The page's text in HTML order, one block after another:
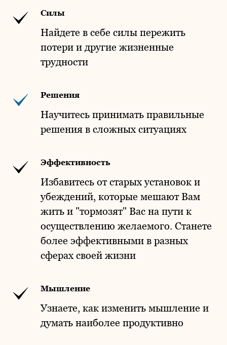
Силы
Найдете в себе силы пережить
потери и другие жизненные
трудности
Решения
Научитесь принимать правильные
решения в сложных ситуациях
Эффективность
Избавитесь от старых установок и
убеждений, которые мешают Вам
жить и "тормозят" Вас на пути к
осуществлению желаемого. Станете
более эффективными в разных
сферах своей жизни
Мышление
Узнаете, как изменить мышление и
думать наиболее продуктивно